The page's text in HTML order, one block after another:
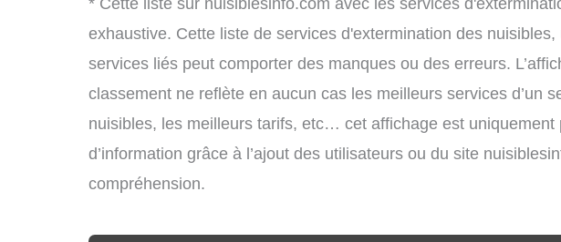
exhaustive. Cette liste de services d'extermination des
services liés peut comporter des manques ou des erreurs.
classement ne reflète en aucun cas les meilleurs services d’un
nuisibles, les meilleurs tarifs, etc… cet affichage est uniquement
d’information grâce à l’ajout des utilisateurs ou du site
compréhension.